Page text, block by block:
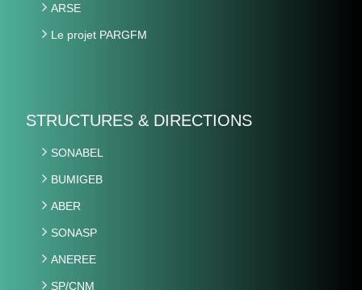
ARSE
Le projet PARGFM
STRUCTURES & DIRECTIONS
SONABEL
BUMIGEB
ABER
SONASP
ANEREE
SP/CNM